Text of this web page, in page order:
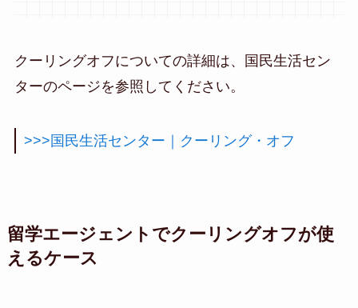
クーリングオフについての詳細は、国民生活セン
ターのページを参照してください。
>>>国民生活センター｜クーリング・オフ
留学エージェントでクーリングオフが使
えるケース